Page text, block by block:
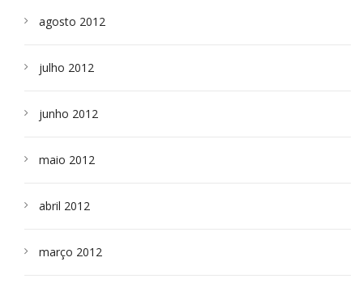
agosto 2012
julho 2012
junho 2012
maio 2012
abril 2012
março 2012